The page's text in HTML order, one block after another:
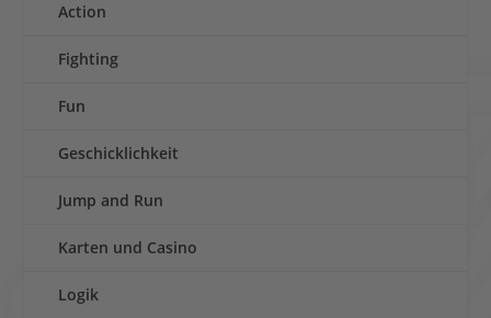
Action
Fighting
Fun
Geschicklichkeit
Jump and Run
Karten und Casino
Logik